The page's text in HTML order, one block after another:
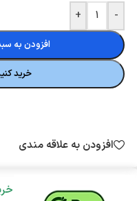
-
+
افزودن به
خرید
افزودن به علاقه مندی